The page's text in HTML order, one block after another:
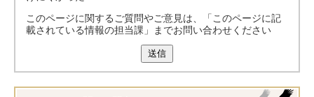
このページに関するご質問やご意見は、「このページに記
載されている情報の担当課」までお問い合わせください
送信